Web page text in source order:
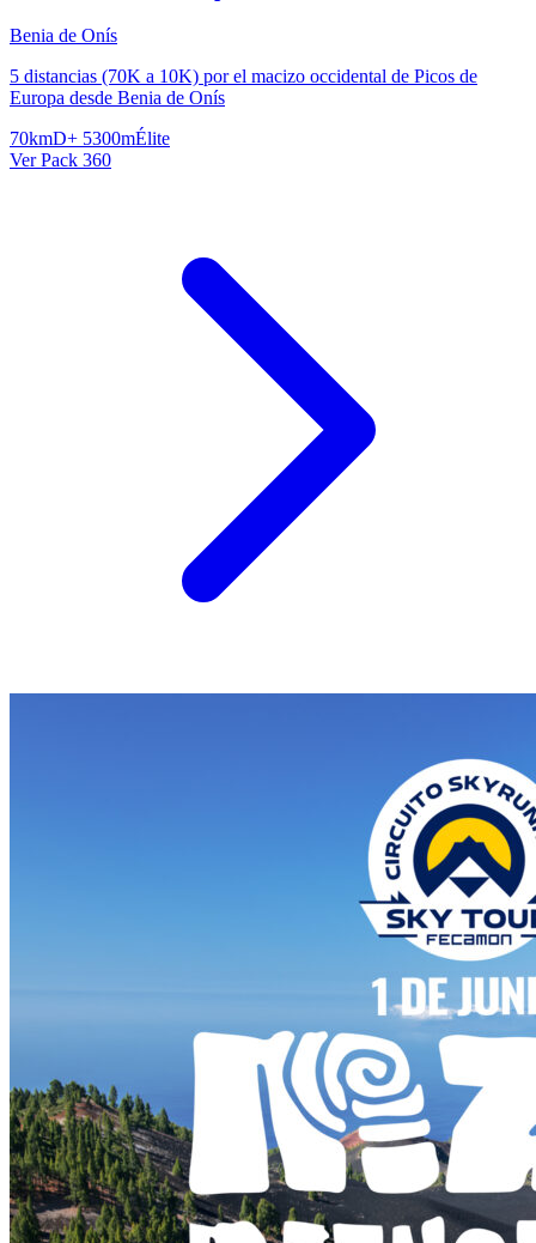
Benia de Onís
5 distancias (70K a 10K) por el macizo occidental de Picos de
Europa desde Benia de Onís
70kmD+ 5300mÉlite
Ver Pack 360